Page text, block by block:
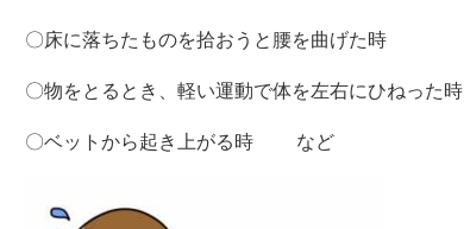
〇床に落ちたものを拾おうと腰を曲げた時
〇物をとるとき、軽い運動で体を左右にひねった時
〇ベットから起き上がる時 など